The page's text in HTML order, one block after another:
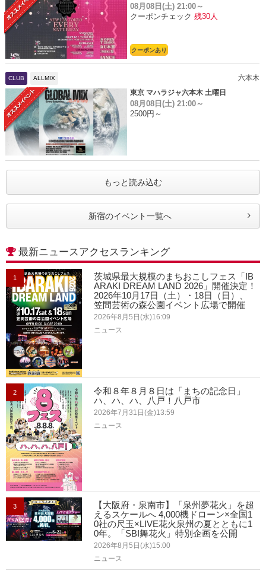
08月08日(土) 21:00～
クーポンチェック 残30人
クーポンあり
CLUB ALLMIX
六本木
東京 マハラジャ六本木 土曜日
08月08日(土) 21:00～
2500円～
もっと読み込む
新宿のイベント一覧へ
最新ニュースアクセスランキング
1
茨城県最大規模のまちおこしフェス「IB
ARAKI DREAM LAND 2026」開催決定！
2026年10月17日（土）・18日（日）、
笠間芸術の森公園イベント広場で開催
2026年8月5日(水)16:09
ニュース
2
令和８年８月８日は「まちの記念日」
ハ、ハ、ハ、八戸！八戸市
2026年7月31日(金)13:59
ニュース
3
【大阪府・泉南市】「泉州夢花火」を超
えるスケールへ 4,000機ドローン×全国1
0社の尺玉×LIVE花火泉州の夏とともに1
0年。「SBI舞花火」特別企画を公開
2026年8月5日(水)15:00
ニュース